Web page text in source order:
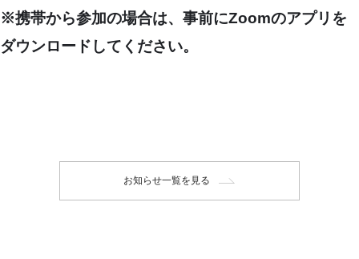
※携帯から参加の場合は、事前にZoomのアプリを
ダウンロードしてください。
お知らせ一覧を見る